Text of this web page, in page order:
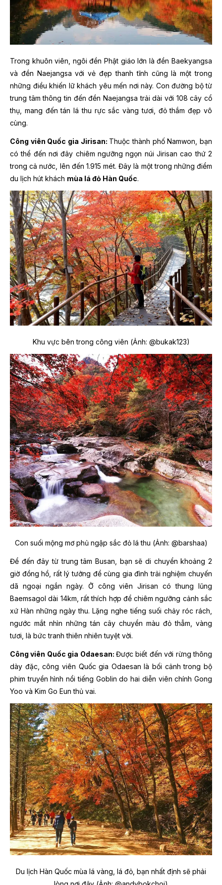
Trong khuôn viên, ngôi đền Phật giáo lớn là đền Baekyangsa
và đền Naejangsa với vẻ đẹp thanh tĩnh cũng là một trong
những điều khiến lữ khách yêu mến nơi này. Con đường bộ từ
trung tâm thông tin đến đền Naejangsa trải dài với 108 cây cổ
thụ, mang đến tán lá thu rực sắc vàng tươi, đỏ thắm đẹp vô
cùng.
Công viên Quốc gia Jirisan: Thuộc thành phố Namwon, bạn
có thể đến nơi đây chiêm ngưỡng ngọn núi Jirisan cao thứ 2
trong cả nước, lên đến 1.915 mét. Đây là một trong những điểm
du lịch hút khách mùa lá đỏ Hàn Quốc.
Khu vực bên trong công viên (Ảnh: @bukak123)
Con suối mộng mơ phủ ngập sắc đỏ lá thu (Ảnh: @barshaa)
Để đến đây từ trung tâm Busan, bạn sẽ di chuyển khoảng 2
giờ đồng hồ, rất lý tưởng để cùng gia đình trải nghiệm chuyến
dã ngoại ngắn ngày. Ở công viên Jirisan có thung lũng
Baemsagol dài 14km, rất thích hợp để chiêm ngưỡng cảnh sắc
xứ Hàn những ngày thu. Lặng nghe tiếng suối chảy róc rách,
ngước mắt nhìn những tán cây chuyển màu đỏ thẫm, vàng
tươi, là bức tranh thiên nhiên tuyệt vời.
Công viên Quốc gia Odaesan: Được biết đến với rừng thông
dày đặc, công viên Quốc gia Odaesan là bối cảnh trong bộ
phim truyền hình nổi tiếng Goblin do hai diễn viên chính Gong
Yoo và Kim Go Eun thủ vai.
Du lịch Hàn Quốc mùa lá vàng, lá đỏ, bạn nhất định sẽ phải